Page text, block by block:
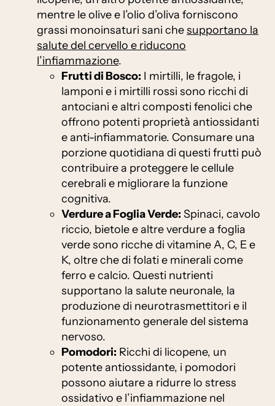
mentre le olive e l’olio d’oliva forniscono
grassi monoinsaturi sani chesupportano la
salute del cervello e riducono
l’infiammazione.
Frutti di Bosco: I mirtilli, le fragole, i
lamponi e i mirtilli rossi sono ricchi di
antociani e altri composti fenolici che
offrono potenti proprietà antiossidanti
e anti-infiammatorie. Consumare una
porzione quotidiana di questi frutti può
contribuire a proteggere le cellule
cerebrali e migliorare la funzione
cognitiva.
Verdure a Foglia Verde: Spinaci, cavolo
riccio, bietole e altre verdure a foglia
verde sono ricche di vitamine A, C, E e
K, oltre che di folati e minerali come
ferro e calcio. Questi nutrienti
supportano la salute neuronale, la
produzione di neurotrasmettitori e il
funzionamento generale del sistema
nervoso.
Pomodori: Ricchi di licopene, un
potente antiossidante, i pomodori
possono aiutare a ridurre lo stress
ossidativo e l’infiammazione nel